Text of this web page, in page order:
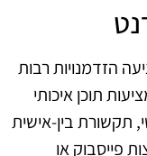
הזדמנויות רבות
תוכן איכותי
תקשורת בין-אישית
פייסבוק או